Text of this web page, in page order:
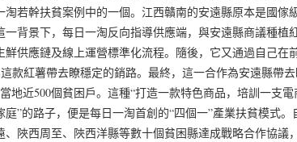
若幹扶貧案例中的一個。江西贛南的安遠縣原本是國傢
背景下，每日一淘反向指導供應端，與安遠縣商議種植
供應鏈及線上運營標準化流程。隨後，它又通過自己在
款紅薯帶去瞭穩定的銷路。最終，這一合作為安遠縣帶
地近500個貧困戶。這種“打造一款特色商品，培訓一支
”的路子，便是每日一淘首創的“四個一”產業扶貧模式。
陜西周至、陜西洋縣等數十個貧困縣達成戰略合作協議